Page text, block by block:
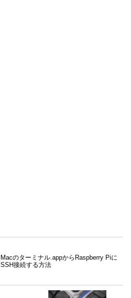
Macのターミナル.appからRaspberry Piに
SSH接続する方法